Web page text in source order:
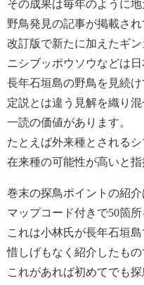
その成果は毎年のように
野鳥発見の記事が掲載され
改訂版で新たに加えたギ
ニシブッポウソウなどは日
長年石垣島の野鳥を見続
定説とは違う見解を織り
一読の価値があります。
たとえば外来種とされる
在来種の可能性が高いと指
巻末の探鳥ポイントの紹介
マップコード付きで50箇所
これは小林氏が長年石垣
惜しげもなく紹介したもの
これがあれば初めてでも